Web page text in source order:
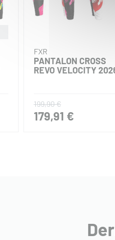
FXR
PANTALON CROSS
REVO VELOCITY
199,90 €
179,91 €